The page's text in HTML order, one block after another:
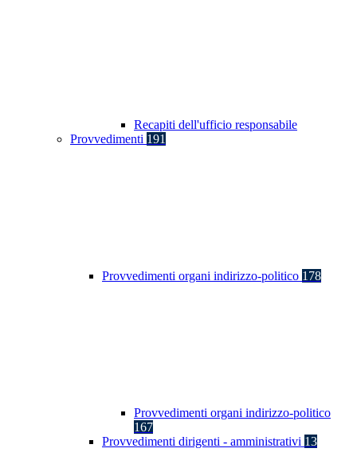
Recapiti dell'ufficio responsabile
Provvedimenti 191
Provvedimenti organi indirizzo-politico 178
Provvedimenti organi indirizzo-politico
167
Provvedimenti dirigenti - amministrativi 13